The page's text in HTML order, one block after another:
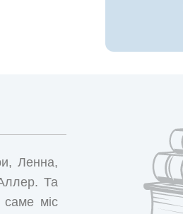
Ленна,
Та
саме міс